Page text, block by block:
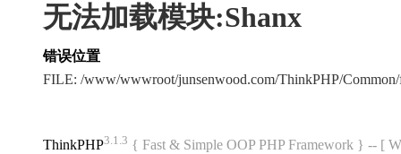
无法加载模块:Shanx
错误位置
FILE: /www/wwwroot/junsenwood.com/ThinkPHP/
ThinkPHP3.1.3 { Fast & Simple OOP PHP Framework } -- [